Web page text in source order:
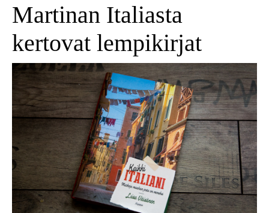
Martinan Italiasta
kertovat lempikirjat